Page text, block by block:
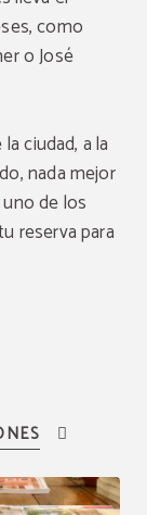
como
o José
la ciudad, a la
nada mejor
de los
reserva para